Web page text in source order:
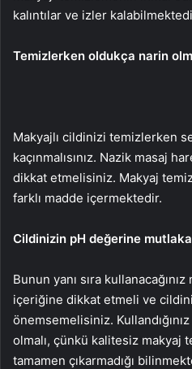
kalıntılar ve izler
Temizlerken oldukça narin
Makyajlı cildinizi temizlerken
kaçınmalısınız. Nazik masaj
dikkat etmelisiniz. Makyaj
farklı madde içermektedir.
Cildinizin pH değerine
Bunun yanı sıra
içeriğine dikkat etmeli ve
önemsemelisiniz.
olmalı, çünkü kalitesiz makyaj
tamamen çıkarmadığı